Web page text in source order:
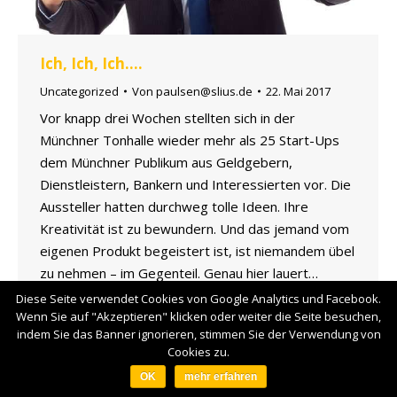
Ich, Ich, Ich….
Uncategorized Von paulsen@slius.de 22. Mai 2017
Vor knapp drei Wochen stellten sich in der
Münchner Tonhalle wieder mehr als 25 Start-Ups
dem Münchner Publikum aus Geldgebern,
Dienstleistern, Bankern und Interessierten vor. Die
Aussteller hatten durchweg tolle Ideen. Ihre
Kreativität ist zu bewundern. Und das jemand vom
eigenen Produkt begeistert ist, ist niemandem übel
zu nehmen – im Gegenteil. Genau hier lauert…
Footermenü
Diese Seite verwendet Cookies von Google Analytics und Facebook.
Wenn Sie auf "Akzeptieren" klicken oder weiter die Seite besuchen,
indem Sie das Banner ignorieren, stimmen Sie der Verwendung von
Cookies zu.
OK mehr erfahren